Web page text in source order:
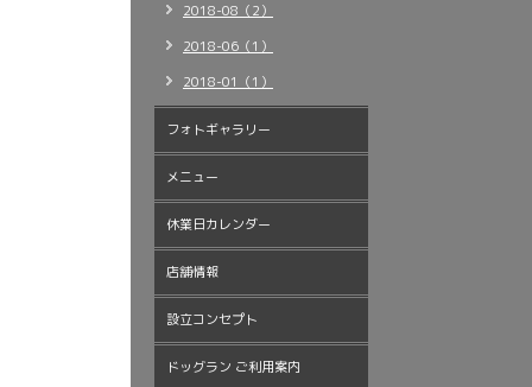
2018-08（2）
2018-06（1）
2018-01（1）
フォトギャラリー
メニュー
休業日カレンダー
店舗情報
設立コンセプト
ドッグラン ご利用案内